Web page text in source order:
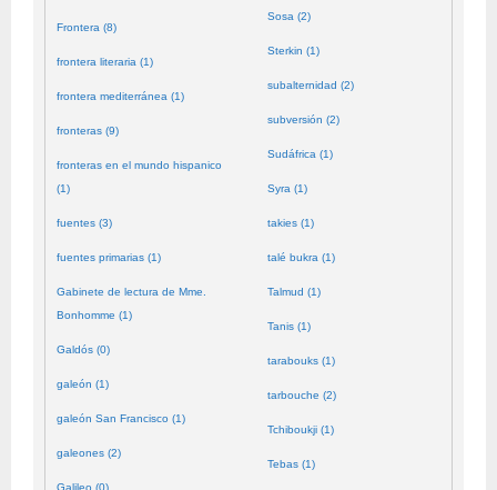
Frontera (8)
frontera literaria (1)
frontera mediterránea (1)
fronteras (9)
fronteras en el mundo hispanico
(1)
fuentes (3)
fuentes primarias (1)
Gabinete de lectura de Mme.
Bonhomme (1)
Galdós (0)
galeón (1)
galeón San Francisco (1)
galeones (2)
Galileo (0)
Sosa (2)
Sterkin (1)
subalternidad (2)
subversión (2)
Sudáfrica (1)
Syra (1)
takies (1)
talé bukra (1)
Talmud (1)
Tanis (1)
tarabouks (1)
tarbouche (2)
Tchiboukji (1)
Tebas (1)